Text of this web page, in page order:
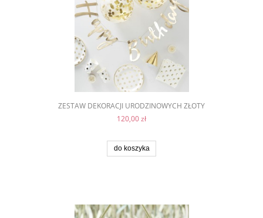
ZESTAW DEKORACJI URODZINOWYCH ZŁOTY
120,00 zł
do koszyka